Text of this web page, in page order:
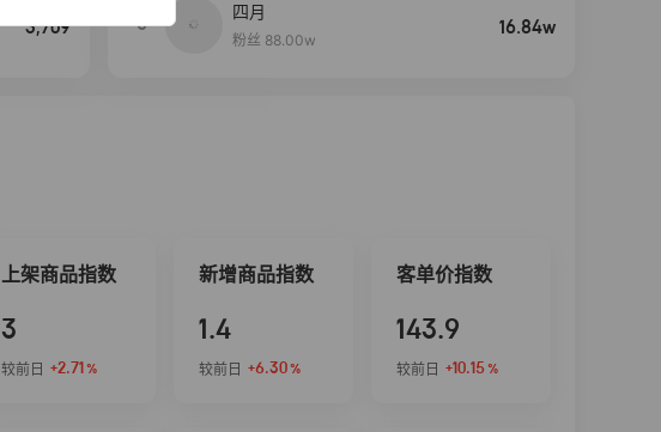
3,709 5
四月
粉丝 88.00w
16.84w
上架商品指数
3
较前日 +2.71 %
新增商品指数
1.4
较前日 +6.30%
客单价指数
143.9
较前日 +10.15 %